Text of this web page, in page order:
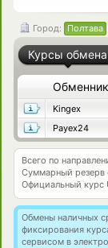
Город: Полтава
Курсы обмена
Обменник
Kingex
Payex24
Всего по
Суммарный резерв
Официальный курс
Обмены наличных
фиксирования
сервисом в